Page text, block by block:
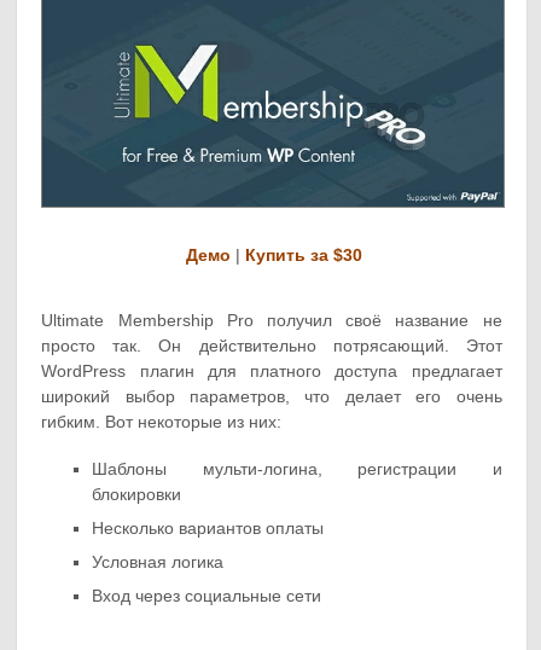
Демо | Купить за $30
Ultimate Membership Pro получил своё название не
просто так. Он действительно потрясающий. Этот
WordPress плагин для платного доступа предлагает
широкий выбор параметров, что делает его очень
гибким. Вот некоторые из них:
Шаблоны мульти-логина, регистрации и
блокировки
Несколько вариантов оплаты
Условная логика
Вход через социальные сети